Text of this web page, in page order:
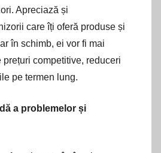
Apreciază și
care îți oferă produse și
în schimb, ei vor fi mai
competitive, reduceri
pe termen lung.
a problemelor și